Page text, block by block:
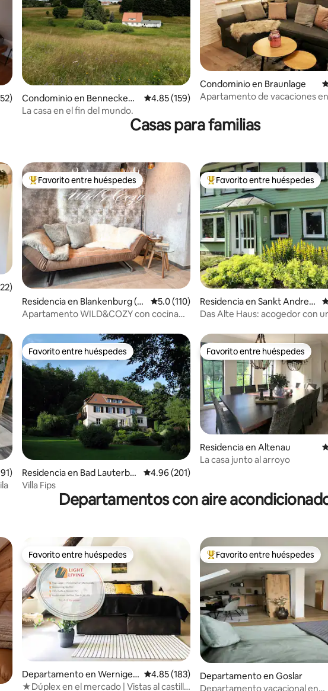
promedio: 4.97 de 5; 152 evaluaciones
Condominio en Benneckens
tein (Harz)
Calificación promedio: 4.85 de 5; 159
4.85 (159)
La casa en el fin del mundo.
Condominio en Braunlage
Apartamento de vacaciones
dormitorios en Braunlage
Casas para familias
promedio: 5.0 de 5; 122 evaluaciones
De los mejores en Favorito entre huéspedes
Favorito entre huéspedes
Residencia en Blankenburg (H
arz)
Calificación promedio: 5.0 de 5; 110
5.0 (110)
Apartamento WILD&COZY con cocina
De los mejores en Favorito
Favorito entre huéspedes
Residencia en Sankt Andrea
sberg
Das Alte Haus: acogedor con
promedio: 5.0 de 5; 191 evaluaciones
Favorito entre huéspedes
Favorito entre huéspedes
Residencia en Bad Lauterber
g im Harz
Calificación promedio: 4.96 de 5; 201
4.96 (201)
Villa Fips
Favorito entre huéspedes
Favorito entre huéspedes
Residencia en Altenau
La casa junto al arroyo
Departamentos con aire
Favorito entre huéspedes
Favorito entre huéspedes
Departamento en Werniger
ode
Calificación promedio: 4.85 de 5; 183
4.85 (183)
★Dúplex en el mercado | Vistas al castillo
De los mejores en Favorito
Favorito entre huéspedes
Departamento en Goslar
Departamento vacacional en